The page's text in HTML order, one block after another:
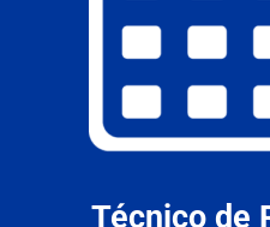
Técnico de